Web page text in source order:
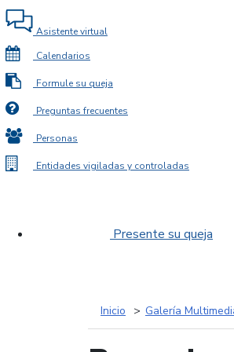
Asistente virtual
Calendarios
Formule su queja
Preguntas frecuentes
Personas
Entidades vigiladas y controladas
Presente su queja
Inicio Galería